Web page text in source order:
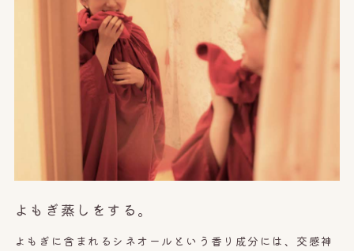
よもぎ蒸しをする。
よもぎに含まれるシネオールという香り成分には、交感神